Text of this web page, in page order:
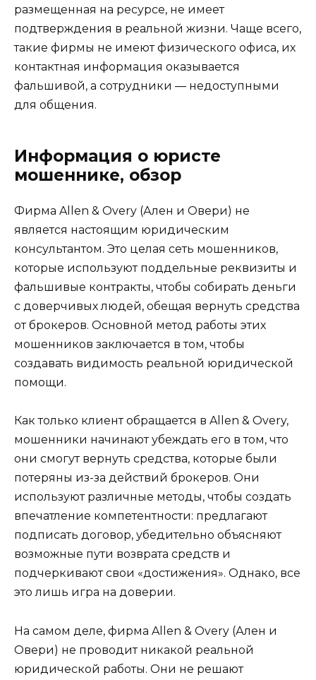
размещенная на ресурсе, не имеет
подтверждения в реальной жизни. Чаще всего,
такие фирмы не имеют физического офиса, их
контактная информация оказывается
фальшивой, а сотрудники — недоступными
для общения.
Информация о юристе
мошеннике, обзор
Фирма Allen & Overy (Ален и Овери) не
является настоящим юридическим
консультантом. Это целая сеть мошенников,
которые используют поддельные реквизиты и
фальшивые контракты, чтобы собирать деньги
с доверчивых людей, обещая вернуть средства
от брокеров. Основной метод работы этих
мошенников заключается в том, чтобы
создавать видимость реальной юридической
помощи.
Как только клиент обращается в Allen & Overy,
мошенники начинают убеждать его в том, что
они смогут вернуть средства, которые были
потеряны из-за действий брокеров. Они
используют различные методы, чтобы создать
впечатление компетентности: предлагают
подписать договор, убедительно объясняют
возможные пути возврата средств и
подчеркивают свои «достижения». Однако, все
это лишь игра на доверии.
На самом деле, фирма Allen & Overy (Ален и
Овери) не проводит никакой реальной
юридической работы. Они не решают